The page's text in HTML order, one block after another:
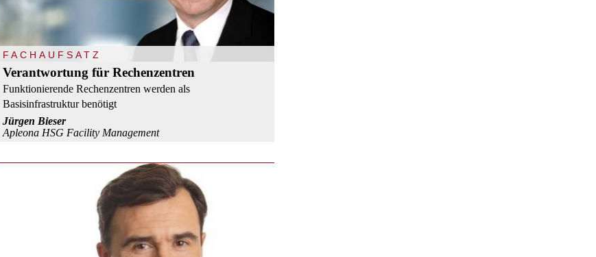
FACHAUFSATZ
Verantwortung für Rechenzentren
Funktionierende Rechenzentren werden als
Basisinfrastruktur benötigt
Jürgen Bieser
Apleona HSG Facility Management